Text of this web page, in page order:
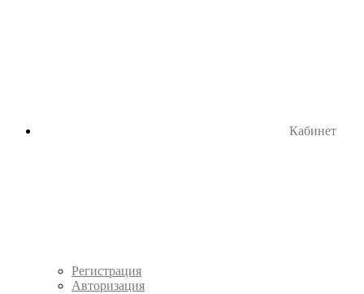
Кабинет
Регистрация
Авторизация